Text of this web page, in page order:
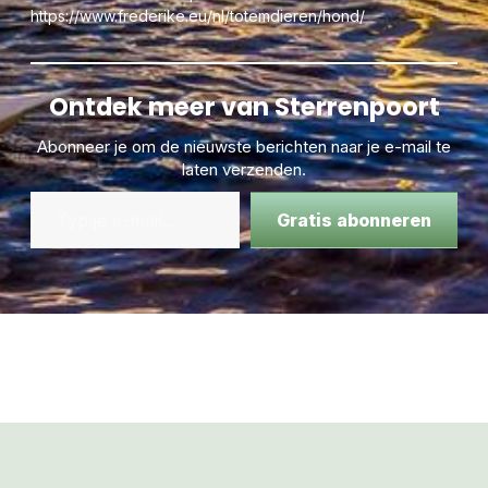
https://www.frederike.eu/nl/totemdieren/hond/
Ontdek meer van Sterrenpoort
Abonneer je om de nieuwste berichten naar je e-mail te
laten verzenden.
Gratis abonneren